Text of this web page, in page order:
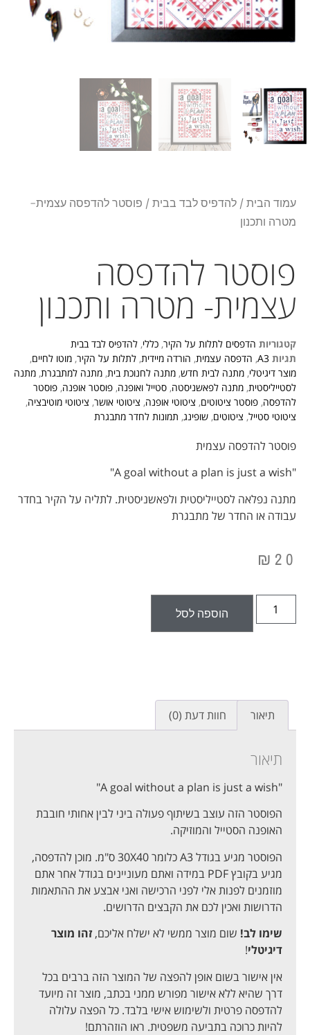
עמוד הבית/ להדפיס לבד בבית/ פוסטר להדפסה עצמית-
מטרה ותכנון
פוסטר להדפסה
עצמית- מטרה ותכנון
קטגוריות הדפסים לתלות על הקיר, כללי, להדפיס לבד בבית
תגיות A3
, הדפסה עצמית, הורדה מיידית, לתלות על הקיר, מוטו לחיים,
מוצר דיגיטלי, מתנה לבית חדש, מתנה לחנוכת בית, מתנה למתבגרת, מתנה
לסטייליסטית, מתנה לפאשניסטה, סטייל ואופנה, פוסטר אופנה, פוסטר
להדפסה, פוסטר ציטוטים, ציטוטי אופנה, ציטוטי אושר, ציטוטי מוטיבציה,
ציטוטי סטייל, ציטוטים, שופינג, תמונות לחדר מתבגרת
פוסטר להדפסה עצמית
"A goal without a plan is just a wish"
מתנה נפלאה לסטייליסטית ולפאשניסטית. לתליה על הקיר בחדר
עבודה או החדר של מתבגרת
₪20
הוספה לסל
תיאור חוות דעת (0)
תיאור
"A goal without a plan is just a wish"
הפוסטר הזה עוצב בשיתוף פעולה ביני לבין אחותי חובבת
האופנה הסטייל והמוזיקה.
הפוסטר מגיע בגודל A3 כלומר 30X40 ס"מ. מוכן להדפסה,
מגיע בקובץ PDF במידה ואתם מעוניינים בגודל אחר אתם
מוזמנים לפנות אלי לפני הרכישה ואני אבצע את ההתאמות
הדרושות ואכין לכם את הקבצים הדרושים.
שימו לב!שום מוצר ממשי לא ישלח אליכם, זהו מוצר
דיגיטלי!
אין אישור בשום אופן להפצה של המוצר הזה ברבים בכל
דרך שהיא ללא אישור מפורש ממני בכתב, מוצר זה מיועד
להדפסה פרטית ולשימוש אישי בלבד. כל הפצה עלולה
להיות כרוכה בתביעה משפטית. ראו הוזהרתם!